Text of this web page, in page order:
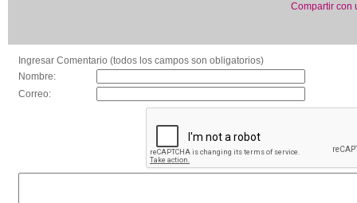
Compartir con
Ingresar Comentario (todos los campos son obligatorios)
Nombre:
Correo: